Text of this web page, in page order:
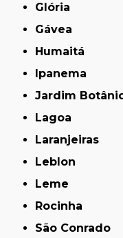
Glória
Gávea
Humaitá
Ipanema
Jardim
Lagoa
Laranjeiras
Leblon
Leme
Rocinha
São Conrado